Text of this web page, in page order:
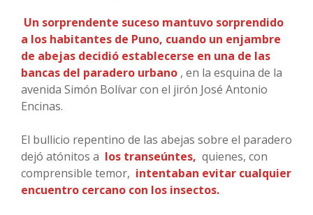
Un sorprendente suceso mantuvo sorprendido
a los habitantes de Puno, cuando un enjambre
de abejas decidió establecerse en una de las
bancas del paradero urbano , en la esquina de la
avenida Simón Bolívar con el jirón José Antonio
Encinas.
El bullicio repentino de las abejas sobre el paradero
dejó atónitos a los transeúntes, quienes, con
comprensible temor, intentaban evitar cualquier
encuentro cercano con los insectos.